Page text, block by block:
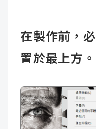
在製作前，
置於最上方。